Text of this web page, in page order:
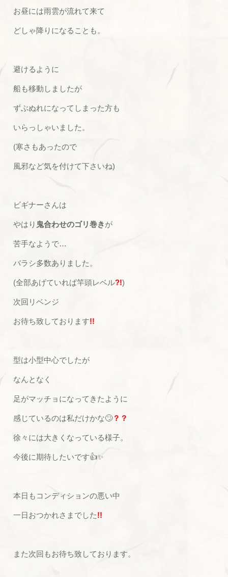
お昼には雨雲が流れて来て
どしゃ降りになることも。
避けるように
船も移動しましたが
ずぶぬれになってしまった方も
いらっしゃいました。
(寒さもあったので
風邪など気を付けて下さいね)
ビギナーさんは
やはり 鬼合わせのゴリ巻きが
苦手なようで…
バラシ多数ありました。
(全部あげていれば竿頭レベル?!)
次回リベンジ
お待ち致しております!!
型は小型中心でしたが
なんとなく
足がマッチョになってきたように
感じているのは私だけかな🙄？？
徐々には大きくなっている様子。
今後に期待したいです👍✨
本日もコンディションの悪い中
一日おつかれさまでした!!
また次回もお待ち致しております。